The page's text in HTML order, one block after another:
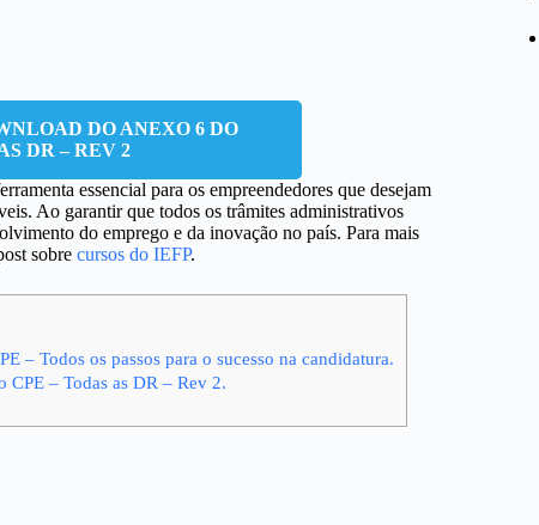
DO ANEXO 6 DO
DR – REV 2
essencial para os empreendedores que desejam
Ao garantir que todos os trâmites administrativos
do emprego e da inovação no país. Para mais
sobre cursos do IEFP.
– Todos os passos para o sucesso na candidatura.
CPE – Todas as DR – Rev 2.